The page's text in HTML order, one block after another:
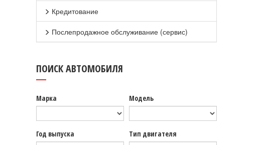
Кредитование
Послепродажное обслуживание (сервис)
ПОИСК АВТОМОБИЛЯ
Марка Модель
Год выпуска Тип двигателя